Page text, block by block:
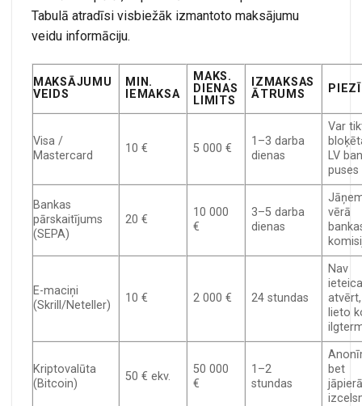
Tabulā atradīsi visbiežāk izmantoto maksājumu
veidu informāciju.
MAKSĀJUMU
VEIDS
MIN.
IEMAKSA
MAKS.
DIENAS
LIMITS
IZMAKSAS
ĀTRUMS
Visa /
Mastercard
10 € 5 000 €
1–3 darba
dienas
Var
LV
puses
Bankas
pārskaitījums
(SEPA)
20 €
10 000
€
3–5 darba
dienas
vērā
E-maciņi
(Skrill/Neteller)
10 € 2 000 € 24 stundas
Nav
lieto
Kriptovalūta
(Bitcoin)
50 € ekv.
50 000
€
1–2
stundas
bet